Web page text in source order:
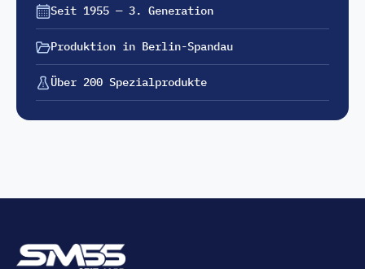
Seit 1955 — 3. Generation
Produktion in Berlin-Spandau
Über 200 Spezialprodukte